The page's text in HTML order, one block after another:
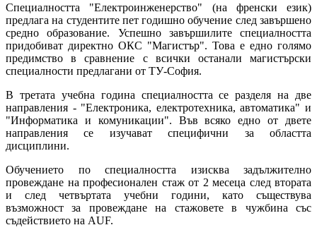
Специалността "Електроинженерство" (на френски език)
предлага на студентите пет годишно обучение след завършено
средно образoвание. Успешно завършилите специалността
придобиват директно ОКС "Магистър". Това е едно голямо
предимство в сравнение с всички останали магистърски
специалности предлагани от ТУ-София.
В третата учебна година специалността се разделя на две
направления - "Електроника, електротехника, автоматика" и
"Информатика и комуникации". Във всяко едно от двете
направления се изучават специфични за областта
дисциплини.
Обучението по специалността изисква задължително
провеждане на професионален стаж от 2 месеца след втората
и след четвъртата учебни години, като съществува
възможност за провеждане на стажовете в чужбина със
съдействието на AUF.